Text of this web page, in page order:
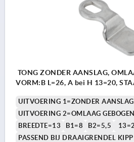
TONG ZONDER AANSLAG,
VORM:B L=26, A bei H 13=20,
UITVOERING 1=ZONDER AANSLAG
UITVOERING 2=OMLAAG GEBOGEN
BREEDTE=13
B1=8 B2=5,5
PASSEND BIJ DRAAIGRENDEL